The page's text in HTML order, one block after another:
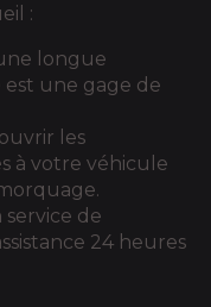
:
longue
est une gage de
les
à votre véhicule
de
24 heures